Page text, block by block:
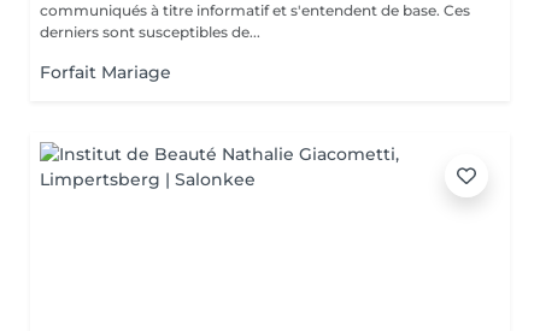
communiqués à titre informatif et s'entendent de base. Ces
derniers sont susceptibles de...
Forfait Mariage